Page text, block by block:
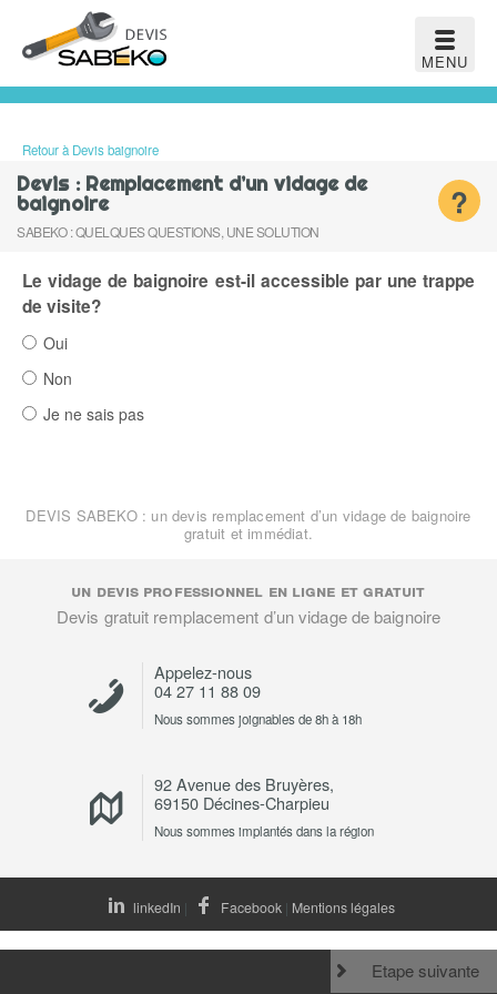
MENU
Retour à Devis baignoire
?
Devis : Remplacement d’un vidage de
baignoire
SABEKO : QUELQUES QUESTIONS, UNE SOLUTION
Le vidage de baignoire est-il accessible par une trappe
de visite?
Oui
Non
Je ne sais pas
Etape suivante
DEVIS SABEKO : un devis remplacement d’un vidage de baignoire
gratuit et immédiat.
un devis professionnel en ligne et gratuit
Devis gratuit remplacement d’un vidage de baignoire
Appelez-nous
04 27 11 88 09
Nous sommes joignables de 8h à 18h
92 Avenue des Bruyères,
69150 Décines-Charpieu
Nous sommes implantés dans la région
linkedIn | Facebook| Mentions légales